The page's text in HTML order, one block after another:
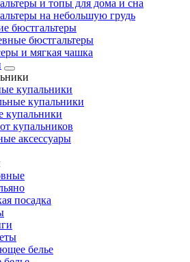
и топы для дома и сна
на небольшую грудь
бюстгальтеры
бюстгальтеры
и мягкая чашка
купальники
купальники
купальники
купальников
аксессуары
посадка
белье